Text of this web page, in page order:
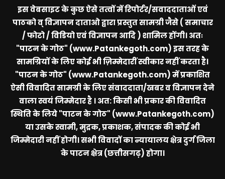
इस वेबसाइट के कुछ ऐसे तत्वों में रिपोर्टर/सवाददाताओं एवं
पाठको व् विज्ञापन दाताओ द्वारा प्रस्तुत सामग्री जैसे ( समाचार
/ फोटो / विडियो एवं विज्ञापन आदि ) शामिल होंगी। अतः
"पाटन के गोठ" (www.Patankegoth.com)इस तरह के
सामग्रियों के लिए कोई भी ज़िम्मेदारीं स्वीकार नहीं करता है।
"पाटन के गोठ" (www.Patankegoth.com)में प्रकाशित
ऐसी विवादित सामग्री के लिए संवाददाता/खबर व विज्ञापन देने
वाला स्वयं जिम्मेदार है । अत: किसी भी प्रकार की विवादित
स्थिति के लिये"पाटन के गोठ" (www.Patankegoth.com)
या उसके स्वामी, मुद्रक, प्रकाशक, संपादक की कोई भी
जिम्मेदारी नहीं होगी। सभी विवादों का न्यायालय क्षेत्र दुर्ग जिला
के पाटन क्षेत्र (छत्तीसगढ़) होगा।